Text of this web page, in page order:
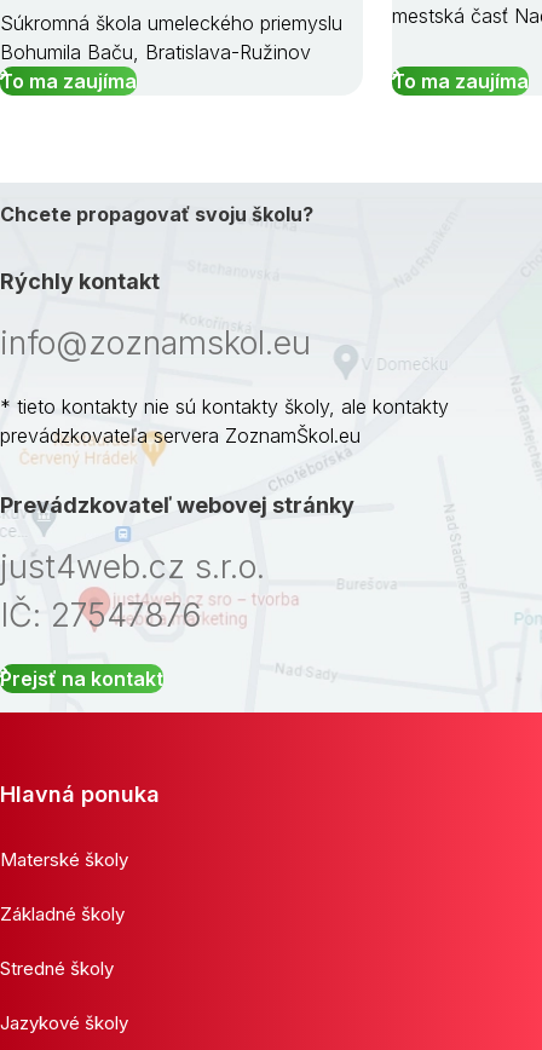
Súkromná škola umeleckého priemyslu
Bohumila Baču, Bratislava-Ružinov
To ma zaujíma
mestská časť
To ma zaujíma
Chcete propagovať svoju školu?
Rýchly kontakt
info@zoznamskol.eu
* tieto kontakty nie sú kontakty školy, ale kontakty
prevádzkovateľa servera ZoznamŠkol.eu
Prevádzkovateľ webovej stránky
just4web.cz s.r.o.
IČ: 27547876
Prejsť na kontakt
Hlavná ponuka
Materské školy
Základné školy
Stredné školy
Jazykové školy